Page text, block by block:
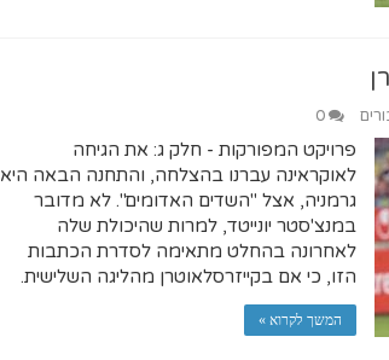
0
פרויקט המפורקות - חלק ג: את הגיחה
לאוקראינה עברנו בהצלחה, והתחנה הבאה היא
גרמניה, אצל "השדים האדומים". לא מדובר
במנצ'סטר יונייטד, למרות שהיכולת שלה
לאחרונה בהחלט מתאימה לסדרת הכתבות
הזו, כי אם בקייזרסלאוטרן מהליגה השלישית.
המשך לקרוא »